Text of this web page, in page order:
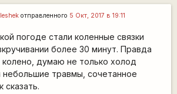
leshekотправленного 5 Окт, 2017 в 19:11
погоде стали коленные связки
более 30 минут. Правда
колено, думаю не только холод
небольшие травмы, сочетанное
сказать.